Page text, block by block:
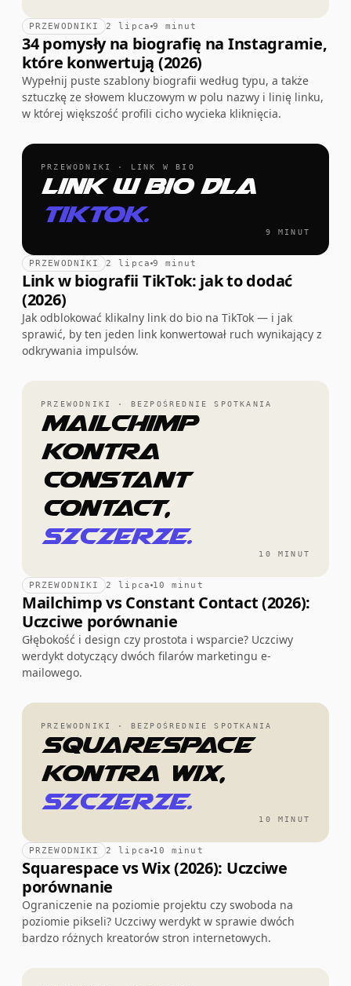
PRZEWODNIKI 2 lipca 9 minut
34 pomysły na biografię na Instagramie,
które konwertują (2026)
Wypełnij puste szablony biografii według typu, a także
sztuczkę ze słowem kluczowym w polu nazwy i linię linku,
w której większość profili cicho wycieka kliknięcia.
PRZEWODNIKI · LINK W BIO
Link w bio dla
TikTok.
9 MINUT
PRZEWODNIKI 2 lipca 9 minut
Link w biografii TikTok: jak to dodać
(2026)
Jak odblokować klikalny link do bio na TikTok — i jak
sprawić, by ten jeden link konwertował ruch wynikający z
odkrywania impulsów.
PRZEWODNIKI · BEZPOŚREDNIE SPOTKANIA
Mailchimp
kontra
Constant
Contact,
szczerze.
10 MINUT
PRZEWODNIKI 2 lipca 10 minut
Mailchimp vs Constant Contact (2026):
Uczciwe porównanie
Głębokość i design czy prostota i wsparcie? Uczciwy
werdykt dotyczący dwóch filarów marketingu e-
mailowego.
PRZEWODNIKI · BEZPOŚREDNIE SPOTKANIA
Squarespace
kontra Wix,
szczerze.
10 MINUT
PRZEWODNIKI 2 lipca 10 minut
Squarespace vs Wix (2026): Uczciwe
porównanie
Ograniczenie na poziomie projektu czy swoboda na
poziomie pikseli? Uczciwy werdykt w sprawie dwóch
bardzo różnych kreatorów stron internetowych.